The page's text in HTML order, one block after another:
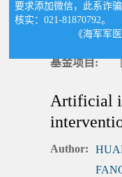
DOI:
基金项目:
Artificial
Author:
要求添加微信，此系诈
核实：021-81870792。
《海军军医大学